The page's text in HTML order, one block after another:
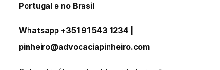
Portugal e no Brasil
Whatsapp +351 91 543 1234 |
pinheiro@advocaciapinheiro.com